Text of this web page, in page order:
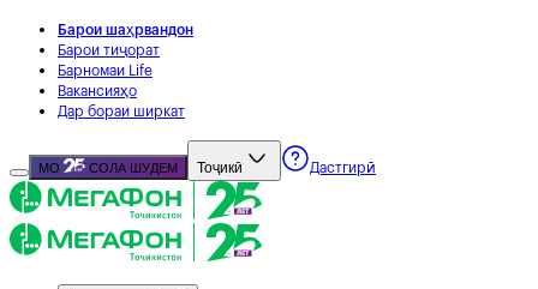
Барои шаҳрвандон
Барои тиҷорат
Барномаи Life
Вакансияҳо
Дар бораи ширкат
МО СОЛА ШУДЕМ Тоҷикӣ Дастгирӣ